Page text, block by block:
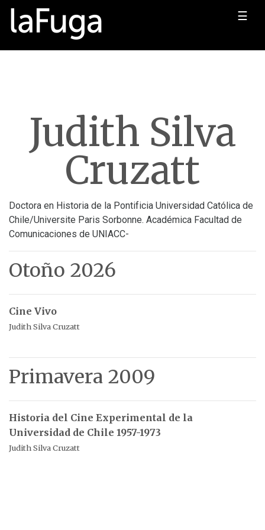
☰
Judith Silva
Cruzatt
Doctora en Historia de la Pontificia Universidad Católica de
Chile/Universite Paris Sorbonne. Académica Facultad de
Comunicaciones de UNIACC-
Otoño 2026
Cine Vivo
Judith Silva Cruzatt
Primavera 2009
Historia del Cine Experimental de la
Universidad de Chile 1957-1973
Judith Silva Cruzatt